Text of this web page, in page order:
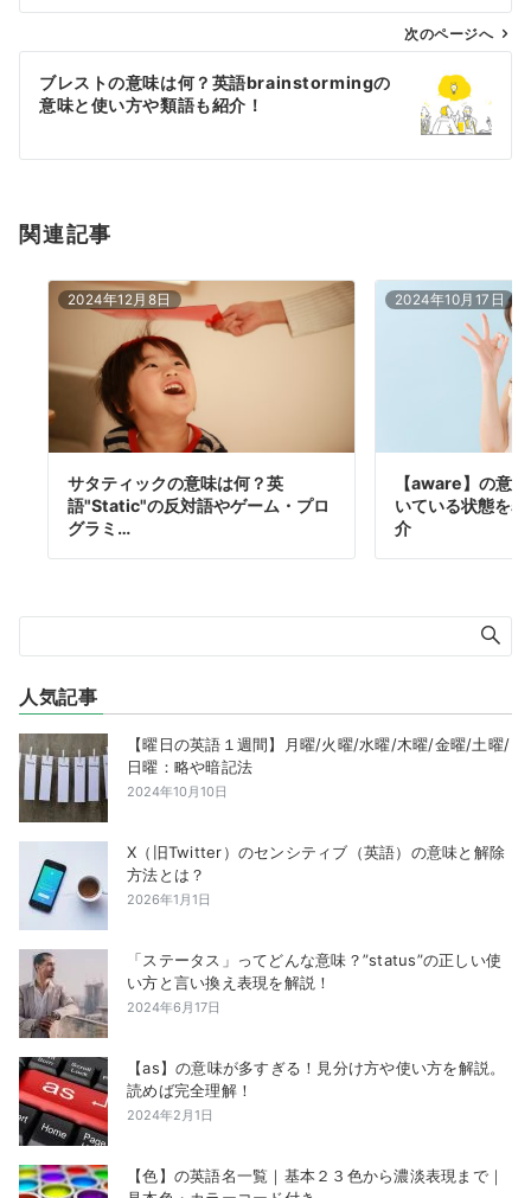
ン
次のページへ
ブレストの意味は何？英語brainstormingの
意味と使い方や類語も紹介！
関連記事
2024年12月8日
サタティックの意味は何？英
語"Static"の反対語やゲーム・プロ
グラミ…
2024年10月17日
【aware】の意
いている状態を
介
人気記事
【曜日の英語１週間】月曜/火曜/水曜/木曜/金曜/土曜/
日曜：略や暗記法
2024年10月10日
X（旧Twitter）のセンシティブ（英語）の意味と解除
方法とは？
2026年1月1日
「ステータス」ってどんな意味？”status”の正しい使
い方と言い換え表現を解説！
2024年6月17日
【as】の意味が多すぎる！見分け方や使い方を解説。
読めば完全理解！
2024年2月1日
【色】の英語名一覧｜基本２３色から濃淡表現まで｜